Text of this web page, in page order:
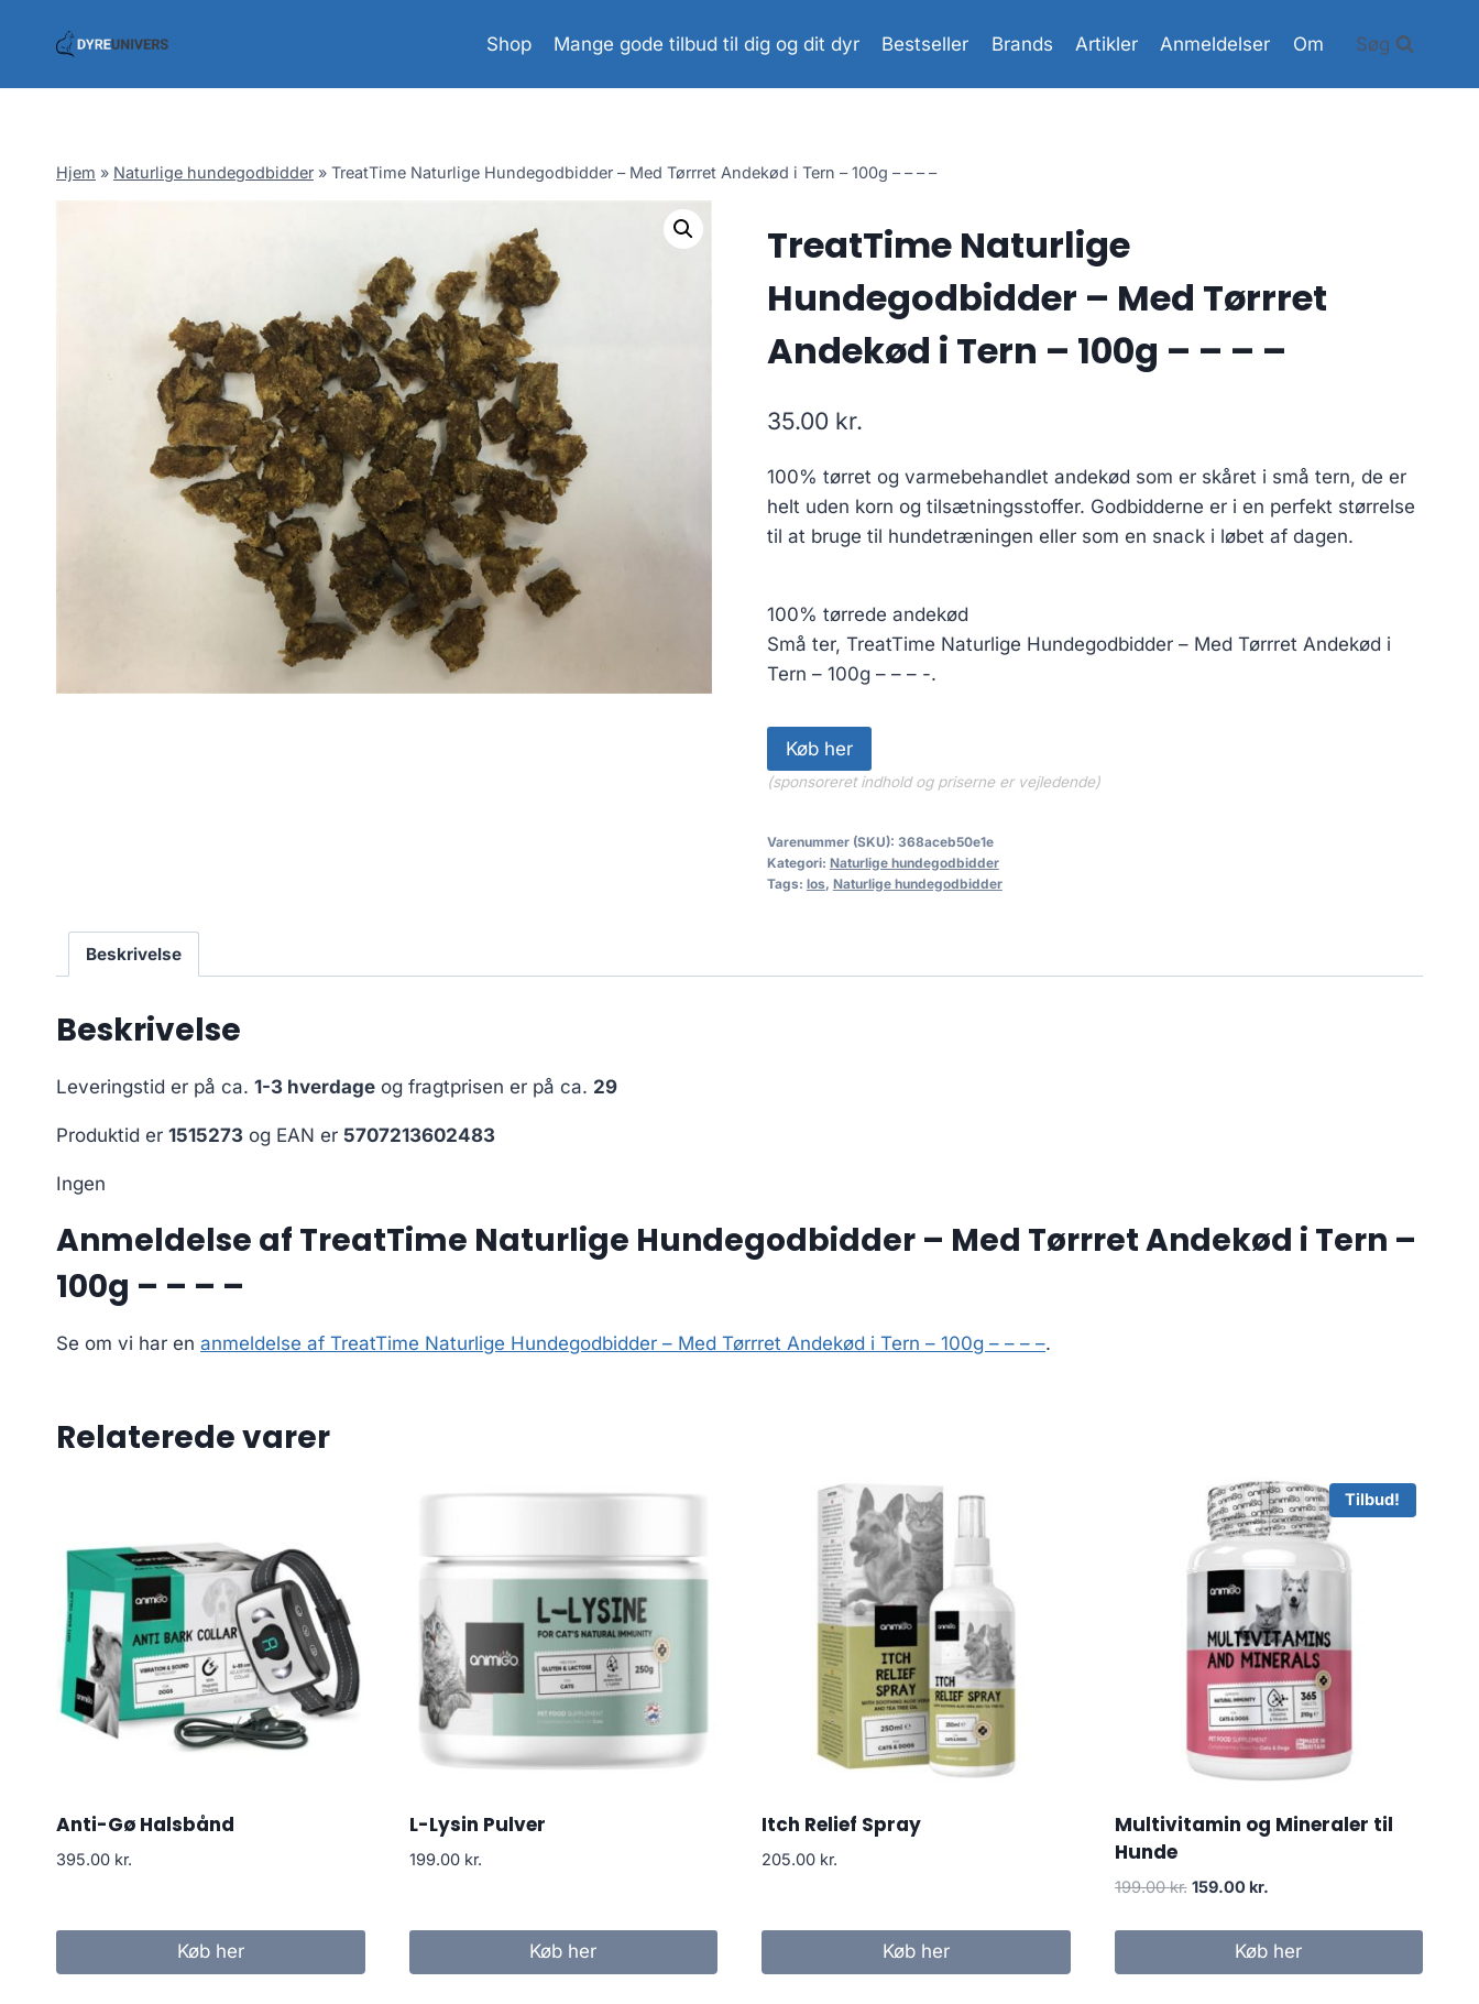
Shop Mange gode tilbud til dig og dit dyr Bestseller Brands Artikler Anmeldelser Om Søg
Hjem » Naturlige hundegodbidder » TreatTime Naturlige Hundegodbidder – Med Tørrret Andekød i Tern – 100g – – – –
TreatTime Naturlige
Hundegodbidder – Med Tørrret
Andekød i Tern – 100g – – – –
35.00 kr.
100% tørret og varmebehandlet andekød som er skåret i små tern, de er
helt uden korn og tilsætningsstoffer. Godbidderne er i en perfekt størrelse
til at bruge til hundetræningen eller som en snack i løbet af dagen.
100% tørrede andekød
Små ter, TreatTime Naturlige Hundegodbidder – Med Tørrret Andekød i
Tern – 100g – – – -.
Køb her
(sponsoreret indhold og priserne er vejledende)
Varenummer (SKU): 368aceb50e1e
Kategori: Naturlige hundegodbidder
Tags: los, Naturlige hundegodbidder
Beskrivelse
Beskrivelse
Leveringstid er på ca. 1-3 hverdage og fragtprisen er på ca. 29
Produktid er 1515273 og EAN er 5707213602483
Ingen
Anmeldelse af TreatTime Naturlige Hundegodbidder – Med Tørrret Andekød i Tern –
100g – – – –
Se om vi har en anmeldelse af TreatTime Naturlige Hundegodbidder – Med Tørrret Andekød i Tern – 100g – – – –.
Relaterede varer
Anti-Gø Halsbånd
395.00 kr.
Køb her
L-Lysin Pulver
199.00 kr.
Køb her
Itch Relief Spray
205.00 kr.
Køb her
Tilbud!
Multivitamin og Mineraler til
Hunde
199.00kr. Den
pris
159.00 kr.Den
pris
er:
Køb her